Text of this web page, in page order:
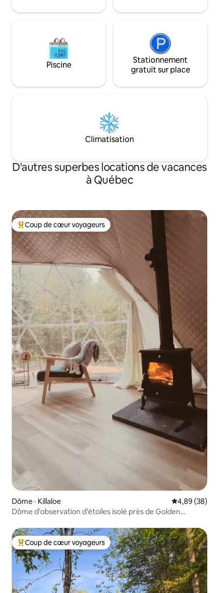
Piscine
Stationnement
gratuit sur place
Climatisation
D'autres superbes locations de vacances
à Québec
Coup de cœur voyageurs parmi les plus aimés
Coup de cœur voyageurs
Dôme · Killaloe Note
4,89 (38)
Dôme d’observation d’étoiles isolé près de Golden
Coup de cœur voyageurs parmi les plus aimés
Coup de cœur voyageurs